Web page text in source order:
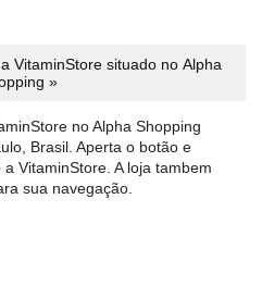
VitaminStore situado no Alpha
»
no Alpha Shopping
Brasil. Aperta o botão e
VitaminStore. A loja tambem
sua navegação.